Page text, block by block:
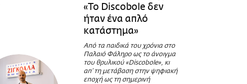
«Το Discobole δεν
ήταν ένα απλό
κατάστημα»
Από τα παιδικά του χρόνια στο
Παλαιό Φάληρο ως το άνοιγμα
του θρυλικού «Discobole», κι
απ’ τη μετάβαση στην ψηφιακή
εποχή ως τη σημερινή